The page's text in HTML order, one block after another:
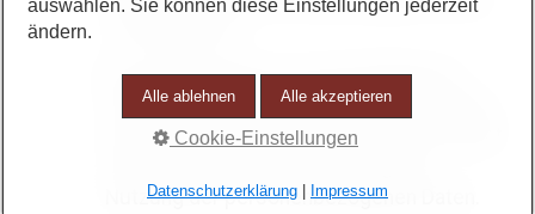
Die Verarbeitung ist unrechtmäßig, die
betroffene Person lehnt die Löschung der
personenbezogenen Daten ab und verlangt
Nutzung der personenbezogenen Daten.
auswählen. Sie können diese Einstellungen jederzeit
ändern.
Alle ablehnen Alle akzeptieren
Cookie-Einstellungen
Datenschutzerklärung| Impressum